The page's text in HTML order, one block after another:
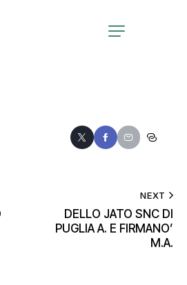
NEXT
DELLO JATO SNC DI
PUGLIA A. E FIRMANO’
M.A.